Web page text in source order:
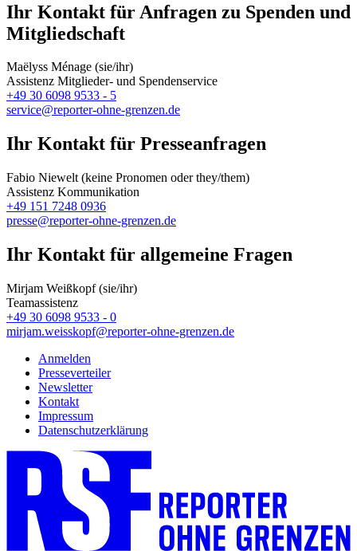
Ihr Kontakt für Anfragen zu Spenden und
Mitgliedschaft
Maëlyss Ménage (sie/ihr)
Assistenz Mitglieder- und Spendenservice
+49 30 6098 9533 - 5
service@reporter-ohne-grenzen.de
Ihr Kontakt für Presseanfragen
Fabio Niewelt (keine Pronomen oder they/them)
Assistenz Kommunikation
+49 151 7248 0936
presse@reporter-ohne-grenzen.de
Ihr Kontakt für allgemeine Fragen
Mirjam Weißkopf (sie/ihr)
Teamassistenz
+49 30 6098 9533 - 0
mirjam.weisskopf@reporter-ohne-grenzen.de
Anmelden
Presseverteiler
Newsletter
Kontakt
Impressum
Datenschutzerklärung